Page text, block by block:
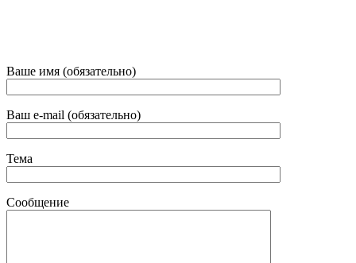
Ваше имя (обязательно)
Ваш e-mail (обязательно)
Тема
Сообщение